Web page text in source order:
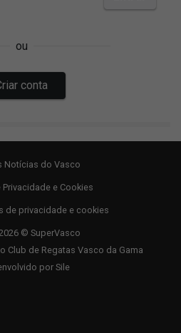
Notícias do Vasco
Privacidade e Cookies
de privacidade e cookies
© SuperVasco
Club de Regatas Vasco da Gama
por Sile